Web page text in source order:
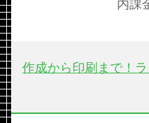
内課
作成から印刷まで！